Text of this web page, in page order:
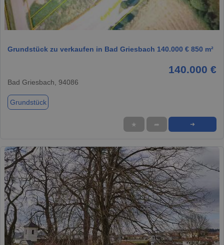
1 / 1
Grundstück zu verkaufen in Bad Griesbach 140.000 € 850 m²
140.000 €
Bad Griesbach, 94086
Grundstück
★ ➦ ➜